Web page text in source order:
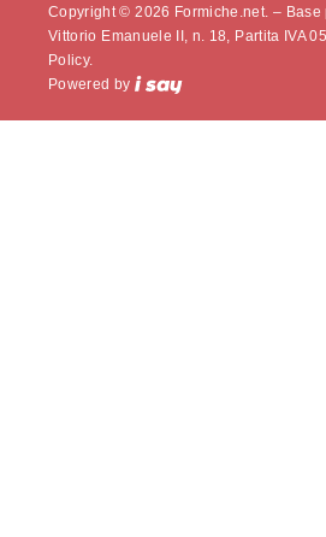
Copyright © 2026 Formiche.net. – Base
Vittorio Emanuele II, n. 18, Partita IVA
Policy.
Powered by